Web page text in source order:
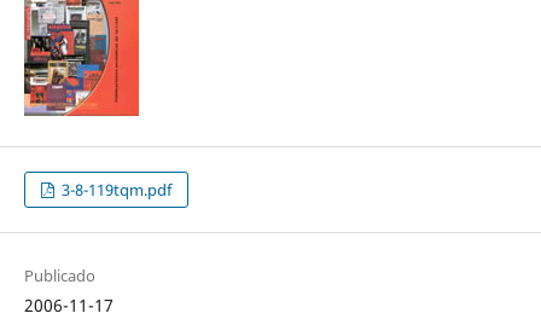
3-8-119tqm.pdf
Publicado
2006-11-17